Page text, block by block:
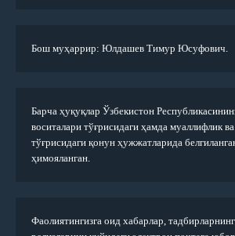
Бош муҳаррир: Юлдашев Тимур Юсуфович.
Барча ҳуқуқлар Ўзбекистон
воситалари тўғрисидаги ҳамда муаллифлик
тўғрисидаги қонун ҳужжатларида
ҳимояланган.
Фаолиятингизга оид хабарлар,